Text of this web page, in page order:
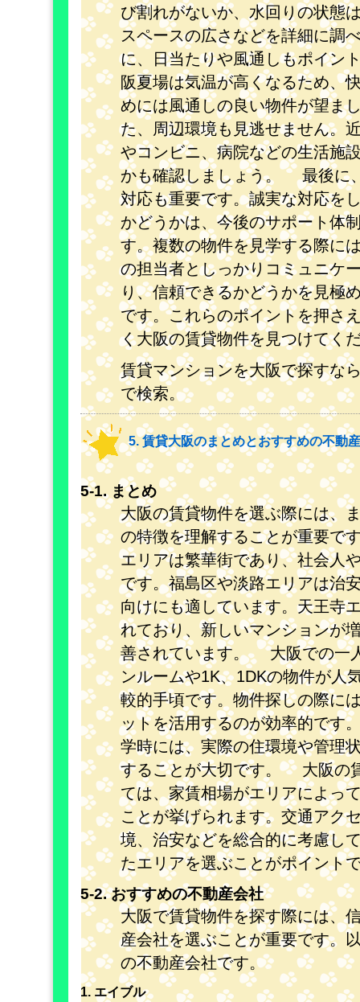
び割れがないか、水回りの状態
スペースの広さなどを詳細に
に、日当たりや風通しもポイン
阪夏場は気温が高くなるため、
めには風通しの良い物件が望ま
た、周辺環境も見逃せません。
やコンビニ、病院などの生活施
かも確認しましょう。 最後に
対応も重要です。誠実な対応を
かどうかは、今後のサポート体
す。複数の物件を見学する際に
の担当者としっかりコミュニケ
り、信頼できるかどうかを見極
です。これらのポイントを押さ
く大阪の賃貸物件を見つけてく
賃貸マンションを大阪で探すな
で検索。
5. 賃貸大阪のまとめとおすすめの不動
5-1. まとめ
大阪の賃貸物件を選ぶ際には、
の特徴を理解することが重要で
エリアは繁華街であり、社会人
です。福島区や淡路エリアは治
向けにも適しています。天王寺
れており、新しいマンションが
善されています。 大阪での一
ンルームや1K、1DKの物件が人
較的手頃です。物件探しの際に
ットを活用するのが効率的です
学時には、実際の住環境や管理
することが大切です。 大阪の
ては、家賃相場がエリアによっ
ことが挙げられます。交通アク
境、治安などを総合的に考慮し
たエリアを選ぶことがポイント
5-2. おすすめの不動産会社
大阪で賃貸物件を探す際には、
産会社を選ぶことが重要です。
の不動産会社です。
1. エイブル